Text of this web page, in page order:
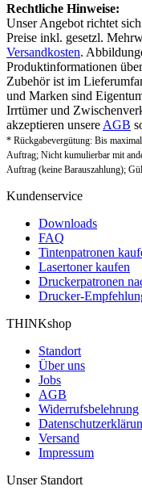
Rechtliche Hinweise:
Unser Angebot richtet
Preise inkl. gesetzl.
Versandkosten.
Produktinformationen
Zubehör ist im
und Marken sind
Irrtümer und
akzeptieren unsere AGB
* Rückgabevergütung: Bis
Auftrag; Nicht kumulierbar mit
Auftrag (keine Barauszahlung);
Kundenservice
Downloads
FAQ
Tintenpatronen
Lasertoner kaufen
Druckerpatronen
Drucker-
THINKshop
Standort
Über uns
Jobs
AGB
Widerrufsbelehrung
Versand
Impressum
Unser Standort